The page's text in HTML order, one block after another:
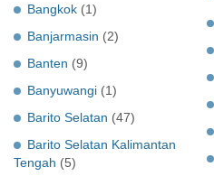
Bangkok (1)
Banjarmasin (2)
Banten (9)
Banyuwangi (1)
Barito Selatan (47)
Barito Selatan Kalimantan
Tengah (5)